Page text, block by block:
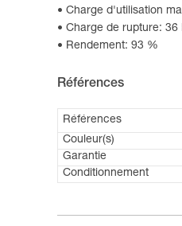
Charge d'utilisation
Charge de rupture: 36
Rendement: 93 %
Références
Références
Couleur(s)
Garantie
Conditionnement